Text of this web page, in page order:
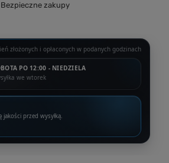
Bezpieczne zakupy
złożonych i opłaconych w podanych godzinach
PO 12:00 - NIEDZIELA
we wtorek
przed wysyłką.